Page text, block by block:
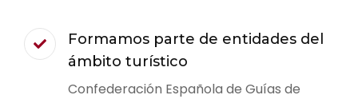
Formamos parte de entidades del
ámbito turístico
Confederación Española de Guías de